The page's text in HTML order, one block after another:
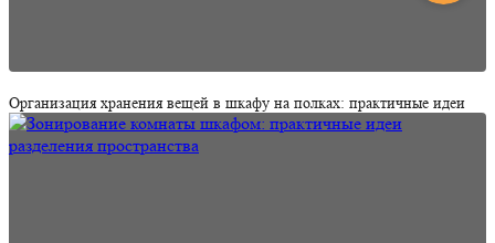
Организация хранения вещей в шкафу на полках: практичные идеи